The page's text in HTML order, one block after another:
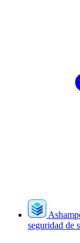
seguridad de